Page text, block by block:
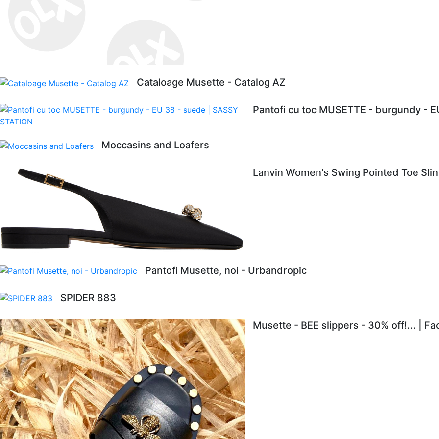
Cataloage Musette - Catalog AZ
Pantofi cu toc MUSETTE - burgundy -
Moccasins and Loafers
Lanvin Women's Swing Pointed Toe
Pantofi Musette, noi - Urbandropic
SPIDER 883
Musette - BEE slippers - 30% off!... |